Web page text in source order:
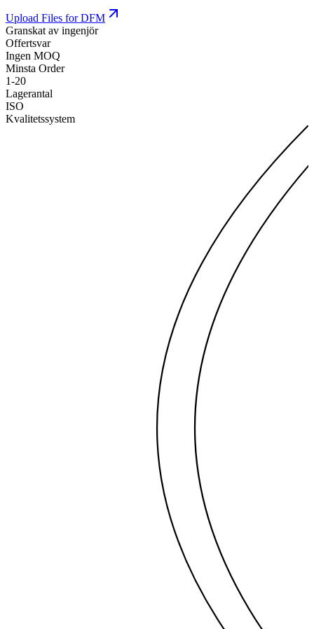
Upload Files for DFM
Granskat av ingenjör
Offertsvar
Ingen MOQ
Minsta Order
1-20
Lagerantal
ISO
Kvalitetssystem